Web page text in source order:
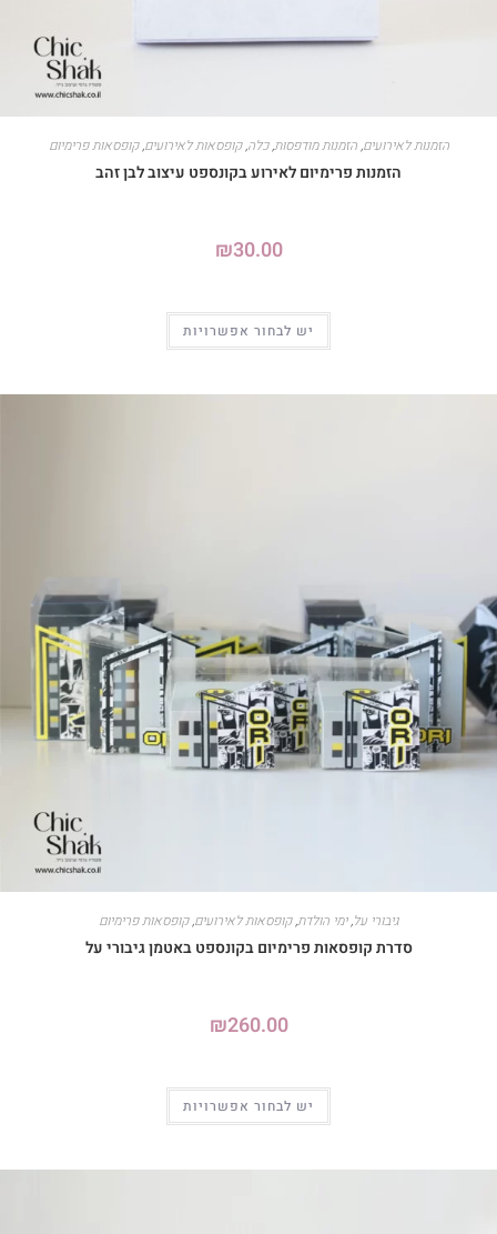
הזמנות לאירועים,הזמנות מודפסות,כלה,קופסאות לאירועים,קופסאות פרימיום
הזמנות פרימיום לאירוע בקונספט עיצוב לבן זהב
₪30.00
יש לבחור אפשרויות
גיבורי על,ימי הולדת,קופסאות לאירועים,קופסאות פרימיום
סדרת קופסאות פרימיום בקונספט באטמן גיבורי על
₪260.00
יש לבחור אפשרויות